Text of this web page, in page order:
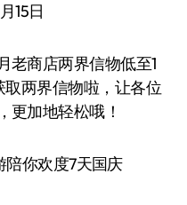
15日
商店两界信物低至1
两界信物啦，让各位
更加地轻松哦！